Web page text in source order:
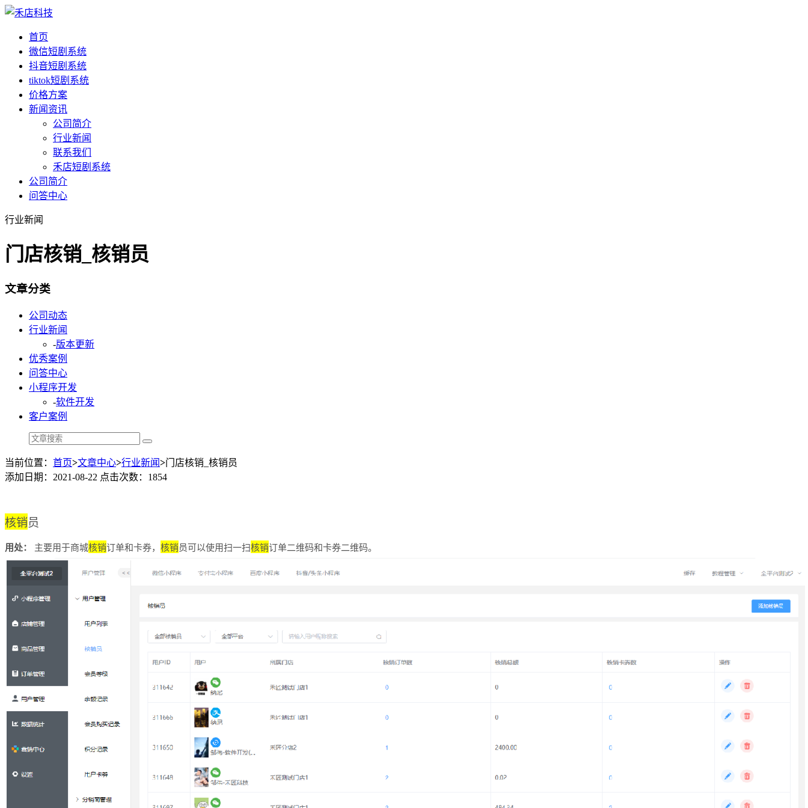
首页
微信短剧系统
抖音短剧系统
tiktok短剧系统
价格方案
新闻资讯
公司简介
行业新闻
联系我们
禾店短剧系统
公司简介
问答中心
行业新闻
门店核销_核销员
文章分类
公司动态
行业新闻
-版本更新
优秀案例
问答中心
小程序开发
-软件开发
客户案例
当前位置： 首页>文章中心>行业新闻>门店核销_核销员
添加日期：2021-08-22 点击次数：1854
核销员
用处： 主要用于商城核销订单和卡券， 核销员可以使用扫一扫核销订单二维码和卡券二维码。